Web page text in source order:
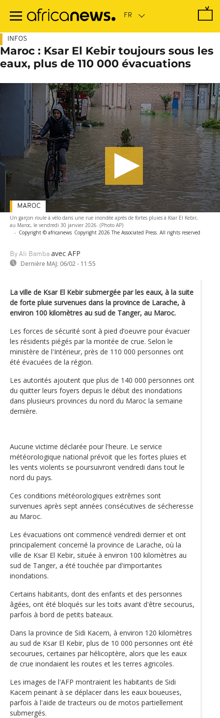
contenu
INFOS
Maroc : Ksar El Kebir toujours sous les
eaux, plus de 110 000 évacuations
Un garçon roule à vélo dans une rue inondée après de fortes pluies à Ksar El Kebir,
au Maroc, le vendredi 30 janvier 2026. (Photo AP)
- Copyright © africanews Copyright 2026 The Associated Press. All rights reserved
By Ali Bamba avec AFP
Dernière MAJ: 06/02 - 11:55
MAROC
La ville de Ksar El Kebir submergée par les eaux, à la suite
de forte pluie survenues dans la province de Larache, à
environ 100 kilomètres au sud de Tanger, au Maroc.
Les forces de sécurité sont à pied d’oeuvre pour évacuer
les résidents piégés par la montée de crue. Selon le
ministère de l'Intérieur, près de 110 000 personnes ont
été évacuées de la région.
Les autorités ajoutent que plus de 140 000 personnes ont
du quitter leurs foyers depuis le début des inondations
dans plusieurs provinces du nord du Maroc la semaine
dernière.
Aucune victime déclarée pour l'heure. Le service
météorologique national prévoit que les fortes pluies et
les vents violents se poursuivront vendredi dans tout le
nord du pays.
Ces conditions météorologiques extrêmes sont
survenues après sept années consécutives de sécheresse
au Maroc.
Les évacuations ont commencé vendredi dernier et ont
principalement concerné la province de Larache, où la
ville de Ksar El Kebir, située à environ 100 kilomètres au
sud de Tanger, a été touchée par d'importantes
inondations.
Certains habitants, dont des enfants et des personnes
âgées, ont été bloqués sur les toits avant d'être secourus,
parfois à bord de petits bateaux.
Dans la province de Sidi Kacem, à environ 120 kilomètres
au sud de Ksar El Kebir, plus de 10 000 personnes ont été
secourues, certaines par hélicoptère, alors que les eaux
de crue inondaient les routes et les terres agricoles.
Les images de l'AFP montraient les habitants de Sidi
Kacem peinant à se déplacer dans les eaux boueuses,
parfois à l'aide de tracteurs ou de motos partiellement
submergés.